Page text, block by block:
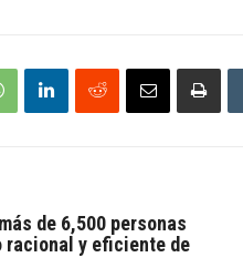
de 6,500 personas
racional y eficiente de